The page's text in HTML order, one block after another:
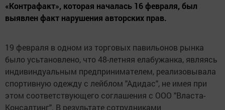
«Контрафакт», которая началась 16 февраля, был
выявлен факт нарушения авторских прав.
19 февраля в одном из торговых павильонов рынка
было усьтановлено, что 48-летняя елабужанка, являясь
индивиндуальным предпринимателем, реализовывала
спортивную одежду с лейблом "Адидас", не имея при
этом соответствующего соглашения с ООО "Власта-
Консалтинг". В результате сотрудниками